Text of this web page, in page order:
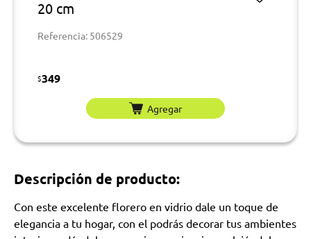
20 cm
Referencia: 506529
$349
Agregar
Descripción de producto:
Con este excelente florero en vidrio dale un toque de
elegancia a tu hogar, con el podrás decorar tus ambientes